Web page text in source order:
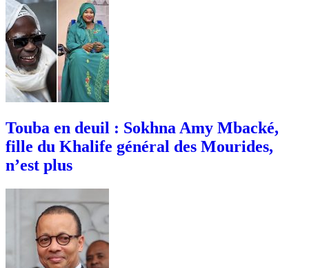
Touba en deuil : Sokhna Amy Mbacké,
fille du Khalife général des Mourides,
n’est plus